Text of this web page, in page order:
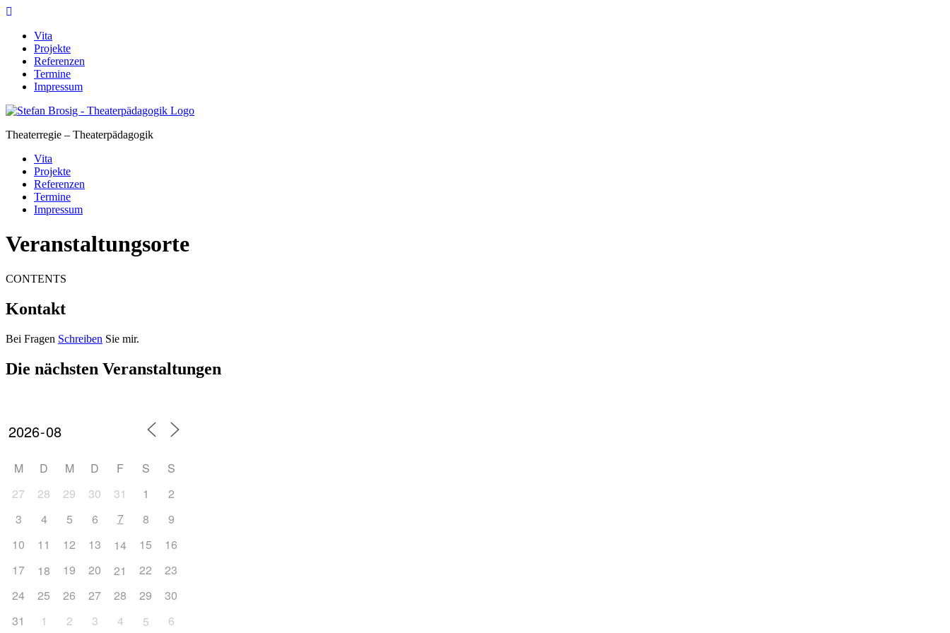
Skip
contentVita
Projekte
Referenzen
Termine
Impressum
Theaterregie – Theaterpädagogik
Vita
Projekte
Referenzen
Termine
Impressum
Veranstaltungsorte
CONTENTS
Kontakt
Bei Fragen Schreiben Sie mir.
Die nächsten Veranstaltungen
M D M D F S
S
27
28 29 30 31 1
2
3
4 5 6 7 8
9
10
11 12 13 14 15
16
17
18 19 20 21 22
23
24
25 26 27 28 29
30
31
1 2 3 4 5 6